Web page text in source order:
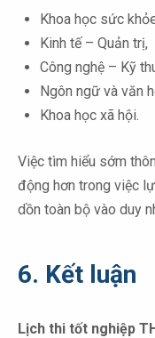
Khoa học sức
Kinh tế – Quản trị,
Công nghệ – Kỹ
Ngôn ngữ và văn
Khoa học xã hội.
Việc tìm hiểu sớm
động hơn trong việc
dồn toàn bộ vào duy
6. Kết luận
Lịch thi tốt nghiệp